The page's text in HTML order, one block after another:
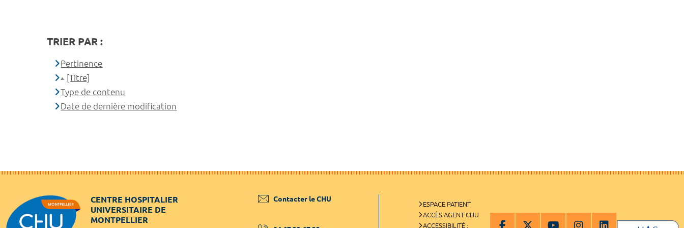
TRIER PAR :
Pertinence
[Titre]
Type de contenu
Date de dernière modification
CENTRE HOSPITALIER
UNIVERSITAIRE DE
MONTPELLIER
Contacter le CHU
ESPACE PATIENT
ACCÈS AGENT CHU
ACCESSIBILITÉ :